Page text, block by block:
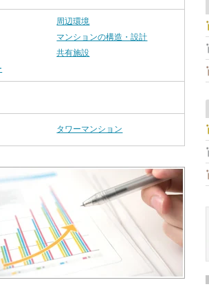
周辺環境
マンションの構造・設計
共有施設
タワーマンション